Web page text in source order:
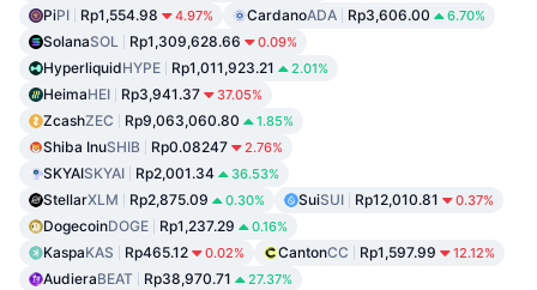
PiPI Rp1,554.98 4.97% CardanoADA Rp3,606.00 6.70%
SolanaSOL Rp1,309,628.66 0.09%
HyperliquidHYPE Rp1,011,923.21 2.01%
HeimaHEI Rp3,941.37 37.05%
ZcashZEC Rp9,063,060.80 1.85%
Shiba InuSHIB Rp0.08247 2.76%
SKYAISKYAI Rp2,001.34 36.53%
StellarXLM Rp2,875.09 0.30% SuiSUI Rp12,010.81 0.37%
DogecoinDOGE Rp1,237.29 0.16%
KaspaKAS Rp465.12 0.02% CantonCC Rp1,597.99 12.12%
AudieraBEAT Rp38,970.71 27.37%